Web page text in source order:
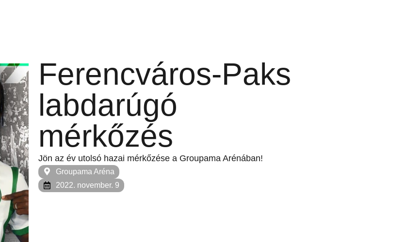
Ferencváros-Paks
labdarúgó
mérkőzés
Jön az év utolsó hazai mérkőzése a Groupama Arénában!
Groupama Aréna
2022. november. 9